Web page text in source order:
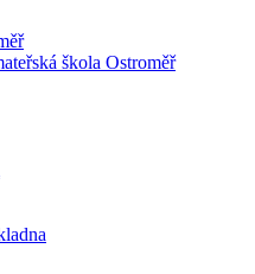
škola Ostroměř